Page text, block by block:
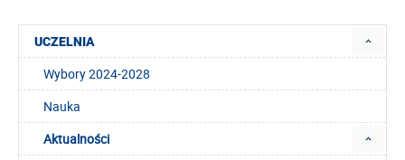
UCZELNIA
Wybory 2024-2028
Nauka
Aktualności